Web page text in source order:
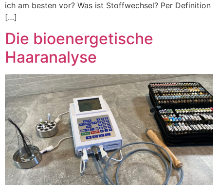
ich am besten vor? Was ist Stoffwechsel? Per Definition
[…]
Die bioenergetische
Haaranalyse